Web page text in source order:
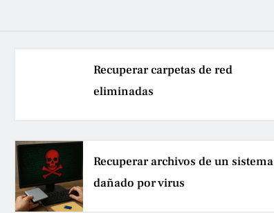
Recuperar carpetas de red
eliminadas
Recuperar archivos de un sistema
dañado por virus